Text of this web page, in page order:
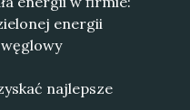
energii
najlepsze